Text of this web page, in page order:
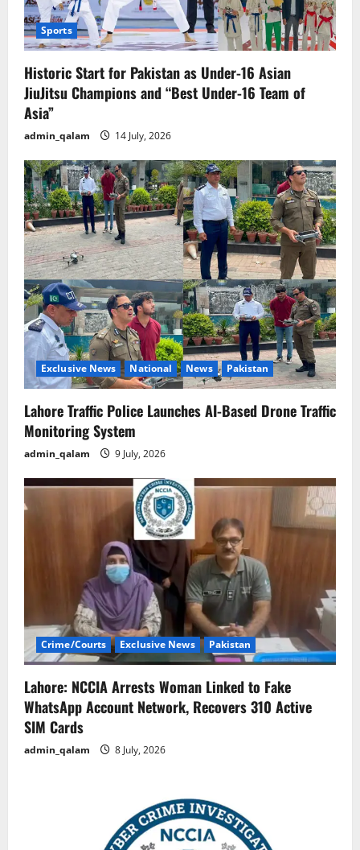
Sports
Historic Start for Pakistan as Under-16 Asian
JiuJitsu Champions and “Best Under-16 Team of
Asia”
admin_qalam 14 July, 2026
Exclusive News National News Pakistan
Lahore Traffic Police Launches AI-Based Drone Traffic
Monitoring System
admin_qalam 9 July, 2026
Crime/Courts Exclusive News Pakistan
Lahore: NCCIA Arrests Woman Linked to Fake
WhatsApp Account Network, Recovers 310 Active
SIM Cards
admin_qalam 8 July, 2026